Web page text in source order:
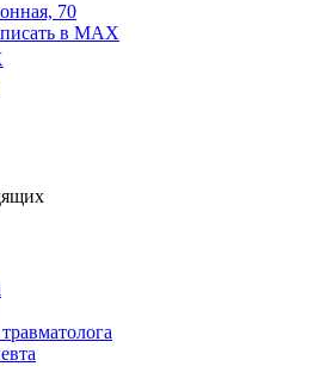
70
в MAX